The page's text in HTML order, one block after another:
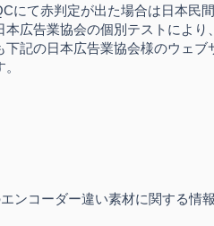
にて赤判定が出た場合は日本民
広告業協会の個別テストによ
記の日本広告業協会様のウェブ
ンコーダー違い素材に関する情